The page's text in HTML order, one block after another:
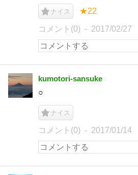
ナイス ★22
コメント(0) 2017/02/27
kumotori-sansuke
○
ナイス
コメント(0) 2017/01/14